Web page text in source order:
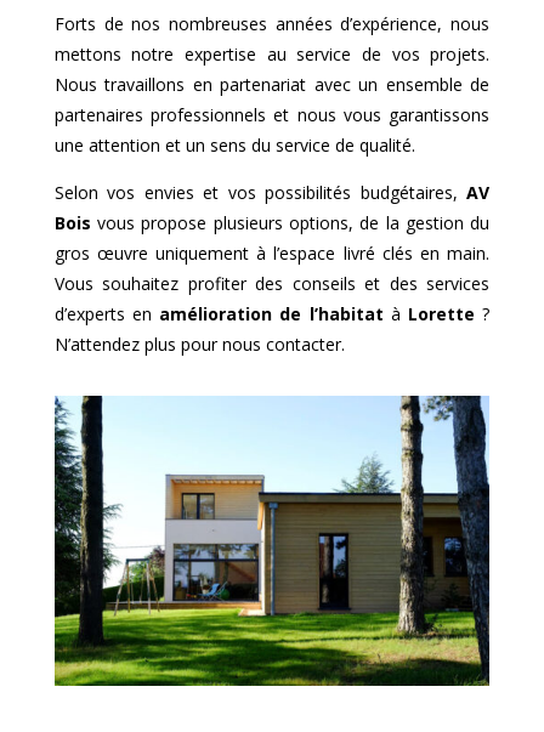
Forts de nos nombreuses années d’expérience, nous
mettons notre expertise au service de vos projets.
Nous travaillons en partenariat avec un ensemble de
partenaires professionnels et nous vous garantissons
une attention et un sens du service de qualité.
Selon vos envies et vos possibilités budgétaires,AV
Bois vous propose plusieurs options, de la gestion du
gros œuvre uniquement à l’espace livré clés en main.
Vous souhaitez profiter des conseils et des services
d’experts en amélioration de l’habitat à Lorette ?
N’attendez plus pour nous contacter.